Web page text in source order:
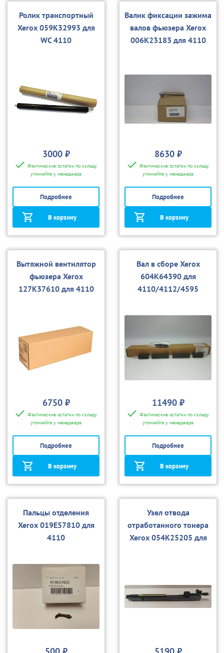
Ролик транспортный
Xerox 059K32993 для
WC 4110
3000 ₽
Фактические остатки по складу
уточняйте у менеджера
Подробнее
В корзину
Валик фиксации зажима
валов фьюзера Xerox
006K23183 для 4110
8630 ₽
Фактические остатки по складу
уточняйте у менеджера
Подробнее
В корзину
Вытяжной вентилятор
фьюзера Xerox
127K37610 для 4110
6750 ₽
Фактические остатки по складу
уточняйте у менеджера
Подробнее
В корзину
Вал в сборе Xerox
604K64390 для
4110/4112/4595
11490 ₽
Фактические остатки по складу
уточняйте у менеджера
Подробнее
В корзину
Пальцы отделения
Xerox 019E57810 для
4110
Узел отвода
отработанного тонера
Xerox 054K25205 для